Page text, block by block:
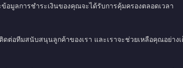
มูลการชำระเงินของคุณจะได้รับการคุ้มครองตลอดเวลา
ต่อทีมสนับสนุนลูกค้าของเรา และเราจะช่วยเหลือคุณอย่าง